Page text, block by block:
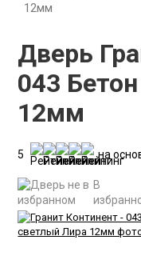
12мм
Дверь
043
12мм
5 на
В